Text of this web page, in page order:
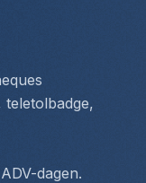
teletolbadge,
dagen.